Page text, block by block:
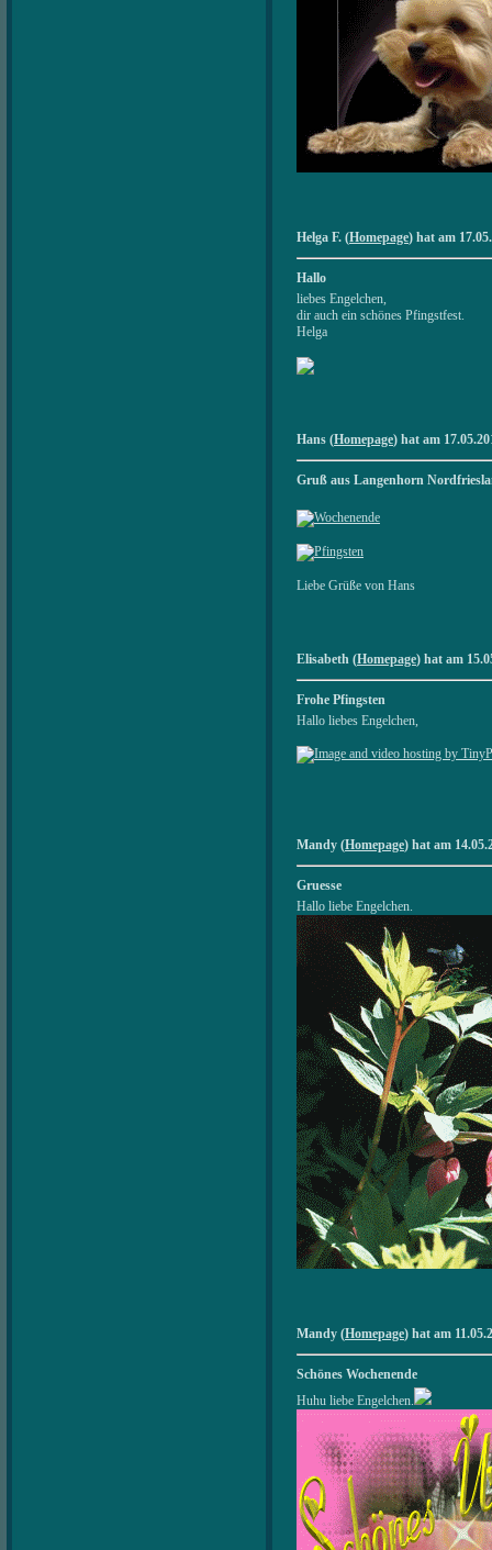
Helga F. (Homepage) hat am
Hallo
liebes Engelchen,
dir auch ein schönes Pfingstfest.
Helga
Hans (Homepage) hat am
Gruß aus Langenhorn
Liebe Grüße von Hans
Elisabeth (Homepage) hat am
Frohe Pfingsten
Hallo liebes Engelchen,
Mandy (Homepage) hat am
Gruesse
Hallo liebe Engelchen.
Mandy (Homepage) hat am
Schönes Wochenende
Huhu liebe Engelchen.